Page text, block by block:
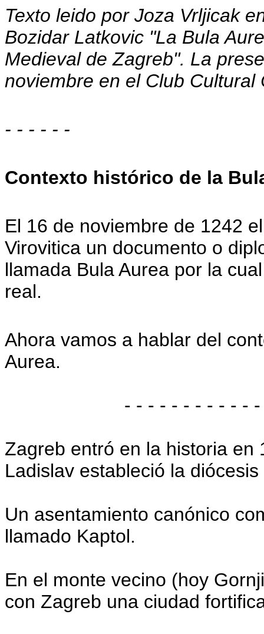
Texto leido por Joza Vrljicak
Bozidar Latkovic "La Bula
Medieval de Zagreb". La
noviembre en el Club
- - - - - -
Contexto histórico de la
El 16 de noviembre de 1242
Virovitica un documento o
llamada Bula Aurea por la
real.
Ahora vamos a hablar del
Aurea.
- - - - - - - - - - -
Zagreb entró en la historia
Ladislav estableció la
Un asentamiento canónico
llamado Kaptol.
En el monte vecino (hoy
con Zagreb una ciudad